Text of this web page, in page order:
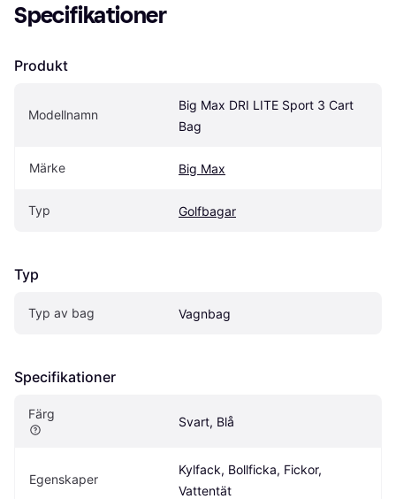
Specifikationer
Produkt
Modellnamn
Big Max DRI LITE Sport 3 Cart
Bag
Märke Big Max
Typ Golfbagar
Typ
Typ av bag Vagnbag
Specifikationer
Färg
Svart, Blå
Egenskaper
Kylfack, Bollficka, Fickor,
Vattentät